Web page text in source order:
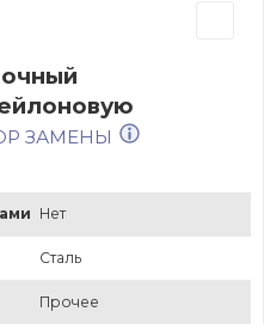
ЗАМЕНЫ
Нет
Сталь
Прочее